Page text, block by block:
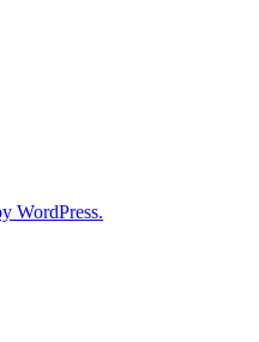
WordPress.